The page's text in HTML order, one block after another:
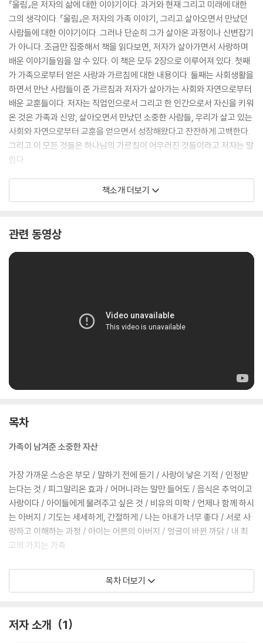
『울림』은 저자의 삶에 대한 이야기이다. 과거와 현재 그리고 미래에 대한
그의 생각이다. 『울림』은 저자의 가족 이야기, 그리고 살아오면서 만났던
사람들에 대한 이야기이다. 그러나 단순히 그가 살아온 과정이나 신변잡기
가 아니다. 조금만 집중해서 책을 읽다보면, 저자가 살아가면서 사랑하며
배운 이야기들임을 알 수 있다. 이 책은 모두 2장으로 이루어져 있다. 첫째
가 가족으로부터 얻은 사랑과 가르침에 대한 내용이다. 둘째는 사회생활을
하면서 만난 사람들이 준 가르침과 저자가 살아가는 사회와 자연으로부터
배운 교훈들이다. 저자는 직업인으로서 그리고 한 인간으로서 자신을 키워
온 것은 가족과 신앙, 살아오면서 만났던 소중한 사람들, 우리가 살고 있는
사회와 자연으로부터 교훈을 얻으면서 성장해왔다고 잔잔하게 고백한다.
그리고 이 모든 것들은 하나님의 가르침이 어우러진 것들이라고 저자는 말
한다.
저자는 그 사랑과 배움을 ‘울림’이라고 표현한다. 울림이 무엇인가? 외적
자극이 마음에 닿아 감동을 일으키고 지혜를 주는 소중한 것들이다. 위대
림을 준다. 우리를 깨우치는 소중한 울림을 지나칠 수도 있다. 신이 내리는
않을 때 우리는 비로소 삶의 지혜를 경험할 수 있다. 하지만 거짓에는 울림
람들에게도 전달되기를 원하고 있다. 결국 저자는 이 책을 통하여, 자신이
살아오면서 가족과 살아오면서 만난 소중한 사람들과 사회 그리고 자연,
책소개 더보기
관련 동영상
목차
가족이 남겨준 소중한 자산
가장 가까운 스승은 부모 / 말하기 전에 듣기 / 사랑이 낳은 기적 / 인정받
는다는 것 / 피그말리온 효과 / 어머니라는 말만 들어도 / 음식은 추억이고
사랑이다 / 아이들에게 물려주고 싶은 것 / 비유의 미학 / 언제나 함께 하시
는 아버지 / 기도는 세세하게, 간절하게 / 나는 아내가 너무 좋다 / 서로 사
랑하고 이해하는 과정 / 아이는 어른의 아버지 / 얼굴이 바뀐 까닭 / 내 최
고의 가치는 가족
삶의 지혜를 준 사람들
거리에서 만난 멘토들 / 기봉이 아저씨처럼 / 따뜻한 말 한마디 / 젊은 꼰대
목차 더보기
저자 소개 1